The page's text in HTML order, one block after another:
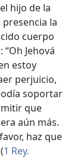
hijo de la
la
cuerpo
Jehová
estoy
perjuicio,
soportar
que
aún más.
haz que
1 Rey.